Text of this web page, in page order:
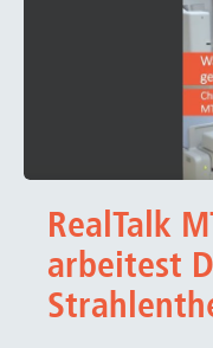
RealTalk
arbeitest